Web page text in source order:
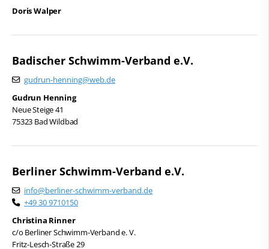
Doris Walper
Badischer Schwimm-Verband e.V.
gudrun-henning@web.de
Gudrun Henning
Neue Steige 41
75323 Bad Wildbad
Berliner Schwimm-Verband e.V.
info@berliner-schwimm-verband.de
+49 30 9710150
Christina Rinner
c/o Berliner Schwimm-Verband e. V.
Fritz-Lesch-Straße 29